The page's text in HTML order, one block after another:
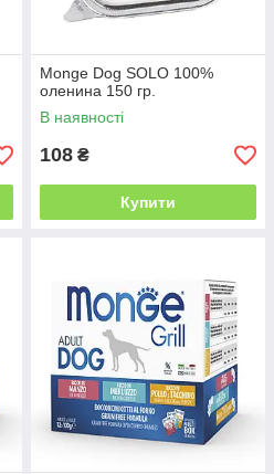
Monge Dog SOLO 100%
оленина 150 гр.
В наявності
108 ₴
Купити